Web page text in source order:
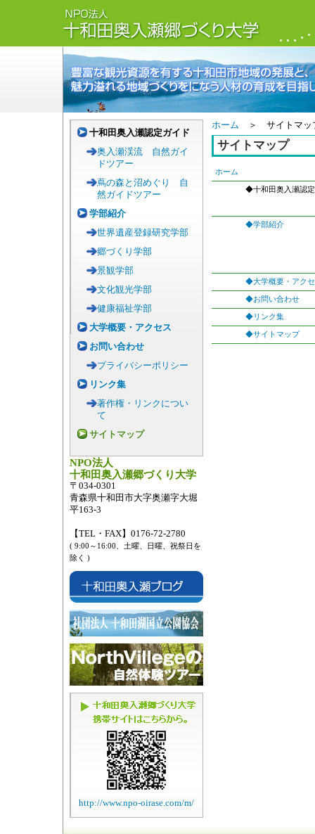
十和田奥入瀬認定ガイド
奥入瀬渓流 自然ガイ
ドツアー
蔦の森と沼めぐり 自
然ガイドツアー
学部紹介
世界遺産登録研究学部
郷づくり学部
景観学部
文化観光学部
健康福祉学部
大学概要・アクセス
お問い合わせ
プライバシーポリシー
リンク集
著作権・リンクについ
て
サイトマップ
NPO法人
十和田奥入瀬郷づくり大学
〒034-0301
青森県十和田市大字奥瀬字大堀
平163-3
【TEL・FAX】0176-72-2780
( 9:00～16:00、土曜、日曜、祝祭日を
除く )
http://www.npo-oirase.com/m/
ホーム ＞ サイトマッ
サイトマップ
ホーム
◆十和田奥入瀬認
◆学部紹介
◆大学概要・アク
◆お問い合わせ
◆リンク集
◆サイトマップ